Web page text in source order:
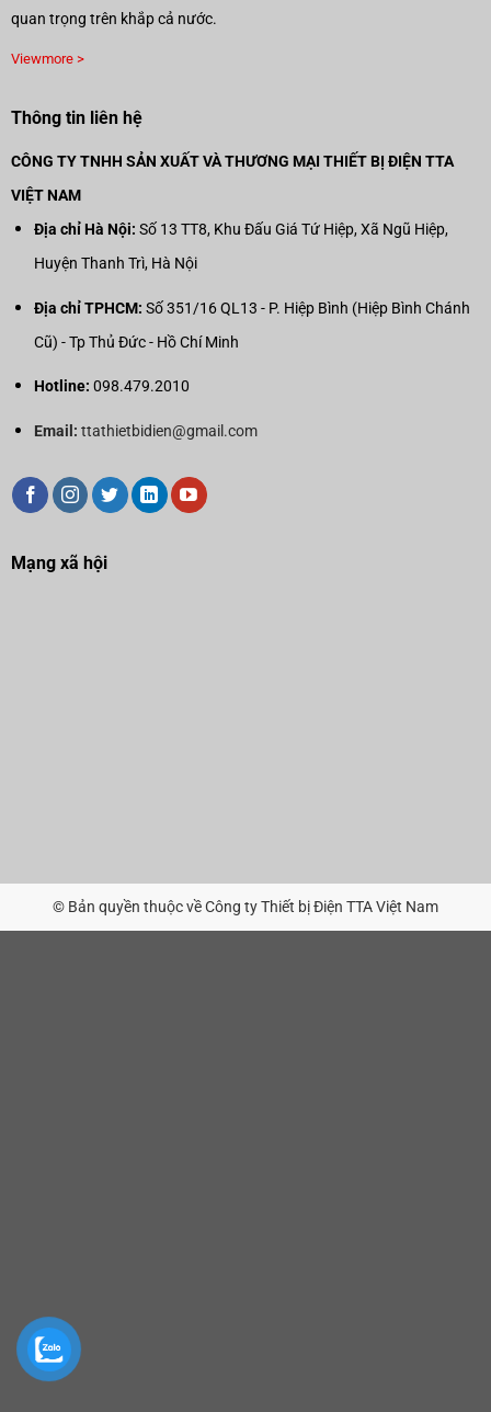
quan trọng trên khắp cả nước.
Viewmore >
Thông tin liên hệ
CÔNG TY TNHH SẢN XUẤT VÀ THƯƠNG MẠI THIẾT BỊ ĐIỆN TTA
VIỆT NAM
Địa chỉ Hà Nội: Số 13 TT8, Khu Đấu Giá Tứ Hiệp, Xã Ngũ Hiệp,
Huyện Thanh Trì, Hà Nội
Địa chỉ TPHCM: Số 351/16 QL13 - P. Hiệp Bình (Hiệp Bình Chánh
Cũ) - Tp Thủ Đức - Hồ Chí Minh
Hotline: 098.479.2010
Email: ttathietbidien@gmail.com
Mạng xã hội
© Bản quyền thuộc về Công ty Thiết bị Điện TTA Việt Nam